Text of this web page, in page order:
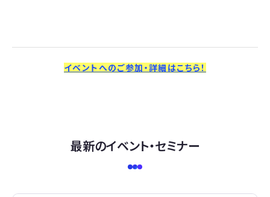
イベントへのご参加・詳細はこちら！
最新のイベント・セミナー